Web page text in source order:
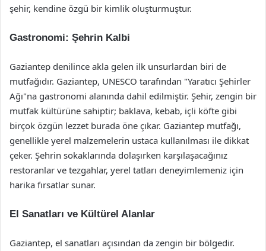
şehir, kendine özgü bir kimlik oluşturmuştur.
Gastronomi: Şehrin Kalbi
Gaziantep denilince akla gelen ilk unsurlardan biri de
mutfağıdır. Gaziantep, UNESCO tarafından "Yaratıcı Şehirler
Ağı"na gastronomi alanında dahil edilmiştir. Şehir, zengin bir
mutfak kültürüne sahiptir; baklava, kebab, içli köfte gibi
birçok özgün lezzet burada öne çıkar. Gaziantep mutfağı,
genellikle yerel malzemelerin ustaca kullanılması ile dikkat
çeker. Şehrin sokaklarında dolaşırken karşılaşacağınız
restoranlar ve tezgahlar, yerel tatları deneyimlemeniz için
harika fırsatlar sunar.
El Sanatları ve Kültürel Alanlar
Gaziantep, el sanatları açısından da zengin bir bölgedir.